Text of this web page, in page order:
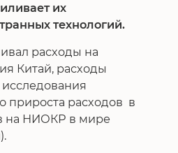
их
технологий.
расходы на
Китай, расходы
прироста расходов в
на НИОКР в мире